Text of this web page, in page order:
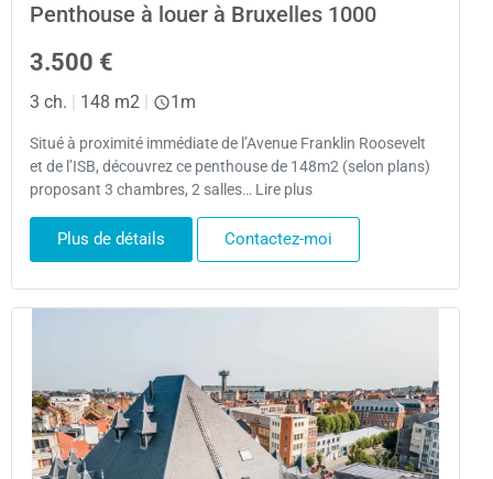
Penthouse à louer à Bruxelles 1000
3.500 €
3 ch. 148 m2 1m
Situé à proximité immédiate de l’Avenue Franklin Roosevelt
et de l’ISB, découvrez ce penthouse de 148m2 (selon plans)
proposant 3 chambres, 2 salles… Lire plus
Plus de détails Contactez-moi